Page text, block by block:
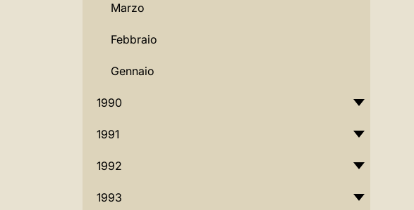
Marzo
Febbraio
Gennaio
1990
1991
1992
1993